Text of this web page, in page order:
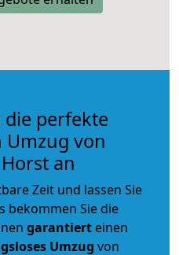
perfekte
von
an
Zeit und lassen Sie
bekommen Sie die
garantiert einen
Umzug von